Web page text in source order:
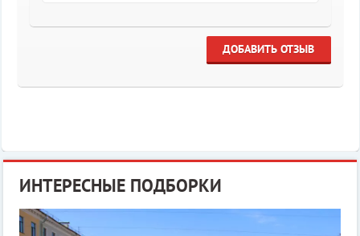
ДОБАВИТЬ ОТЗЫВ
ИНТЕРЕСНЫЕ ПОДБОРКИ